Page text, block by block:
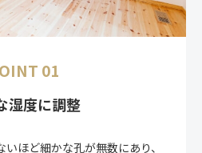
01
湿度に調整
ほど細かな孔が無数にあり、